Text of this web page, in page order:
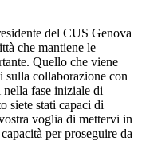
del CUS Genova
che mantiene le
Quello che viene
sulla collaborazione con
nella fase iniziale di
siete stati capaci di
voglia di mettervi in
per proseguire da